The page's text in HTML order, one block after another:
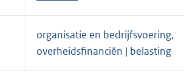
organisatie en bedrijfsvoering,
overheidsfinanciën | belasting